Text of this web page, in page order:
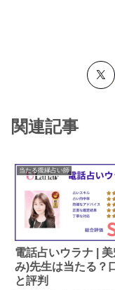
関連記事
当たる復縁占い師
電話占いウラナ |
み)先生は当たる？
と評判